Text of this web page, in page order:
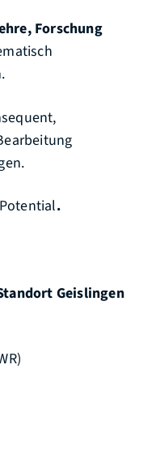
Forschung
.
Geislingen